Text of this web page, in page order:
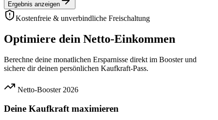
Ergebnis anzeigen
Kostenfreie & unverbindliche Freischaltung
Optimiere dein Netto-Einkommen
Berechne deine monatlichen Ersparnisse direkt im Booster und
sichere dir deinen persönlichen Kaufkraft-Pass.
Netto-Booster 2026
Deine Kaufkraft maximieren